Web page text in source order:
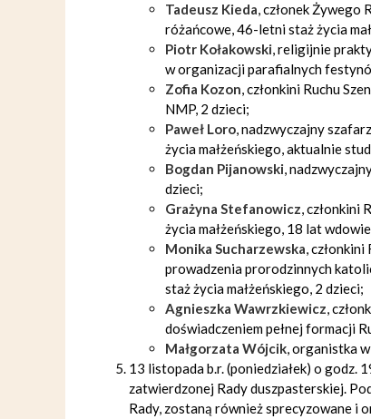
Tadeusz Kieda, członek Żywego
różańcowe, 46-letni staż życia
Piotr Kołakowski, religijnie
w organizacji parafialnych
Zofia Kozon, członkini Ruchu
NMP, 2 dzieci;
Paweł Loro, nadzwyczajny
życia małżeńskiego, aktualnie
Bogdan Pijanowski,
dzieci;
Grażyna Stefanowicz, członkini
życia małżeńskiego, 18 lat
Monika Sucharzewska,
prowadzenia prorodzinnych
staż życia małżeńskiego, 2 dzieci;
Agnieszka Wawrzkiewicz,
doświadczeniem pełnej formacji
Małgorzata Wójcik, organistka
13 listopada b.r. (poniedziałek) o godz.
zatwierdzonej Rady duszpasterskiej.
Rady, zostaną również sprecyzowane i